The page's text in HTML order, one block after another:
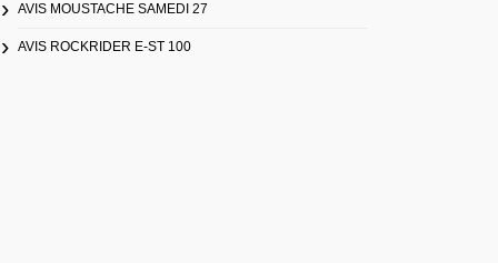
AVIS MOUSTACHE SAMEDI 27
AVIS ROCKRIDER E-ST 100